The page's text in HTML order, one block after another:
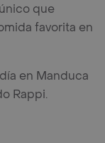
que
favorita en
en Manduca
Rappi.